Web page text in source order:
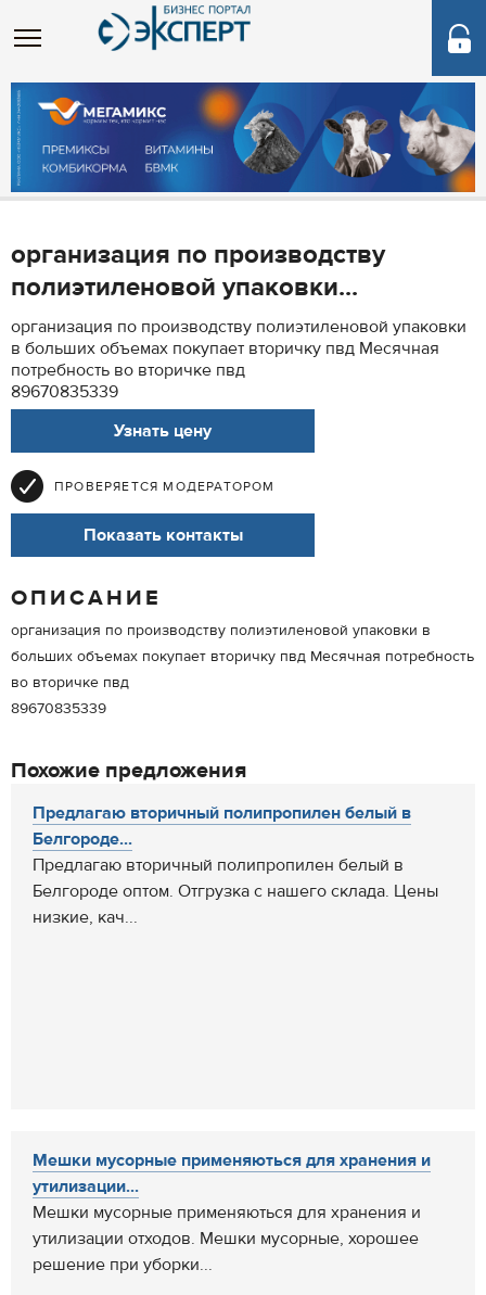
организация по производству
полиэтиленовой упаковки...
организация по производству полиэтиленовой упаковки
в больших объемах покупает вторичку пвд Месячная
потребность во вторичке пвд
89670835339
Узнать цену
ПРОВЕРЯЕТСЯ МОДЕРАТОРОМ
Показать контакты
ОПИСАНИЕ
организация по производству полиэтиленовой упаковки в
больших объемах покупает вторичку пвд Месячная потребность
во вторичке пвд
89670835339
Похожие предложения
Предлагаю вторичный полипропилен белый в
Белгороде...
Предлагаю вторичный полипропилен белый в
Белгороде оптом. Отгрузка с нашего склада. Цены
низкие, кач...
Мешки мусорные применяються для хранения и
утилизации...
Мешки мусорные применяються для хранения и
утилизации отходов. Мешки мусорные, хорошее
решение при уборки...